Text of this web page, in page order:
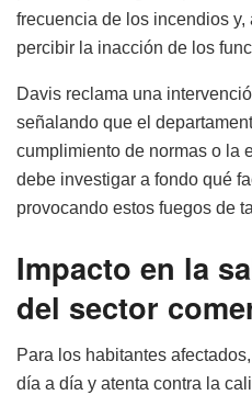
frecuencia de los incendios y,
percibir la inacción de los
Davis reclama una
señalando que el
cumplimiento de normas o la
debe investigar a fondo qué
provocando estos fuegos de
Impacto en la
del sector
Para los habitantes
día a día y atenta contra la